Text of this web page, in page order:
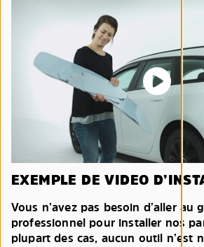
EXEMPLE DE VIDEO
Vous n’avez pas besoin d’aller au
professionnel pour installer nos
plupart des cas, aucun outil n’est